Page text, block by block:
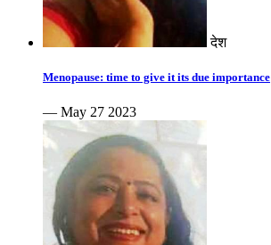
देश
Menopause: time to give it its due importance
— May 27 2023